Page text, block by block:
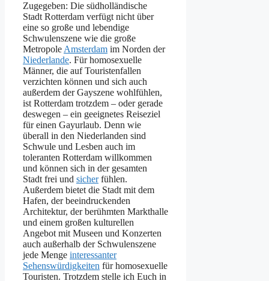
Zugegeben: Die südholländische
Stadt Rotterdam verfügt nicht über
eine so große und lebendige
Schwulenszene wie die große
Metropole Amsterdam im Norden der
Niederlande. Für homosexuelle
Männer, die auf Touristenfallen
verzichten können und sich auch
außerdem der Gayszene wohlfühlen,
ist Rotterdam trotzdem – oder gerade
deswegen – ein geeignetes Reiseziel
für einen Gayurlaub. Denn wie
überall in den Niederlanden sind
Schwule und Lesben auch im
toleranten Rotterdam willkommen
und können sich in der gesamten
Stadt frei und sicherfühlen.
Außerdem bietet die Stadt mit dem
Hafen, der beeindruckenden
Architektur, der berühmten Markthalle
und einem großen kulturellen
Angebot mit Museen und Konzerten
auch außerhalb der Schwulenszene
jede Menge interessanter
Sehenswürdigkeiten für homosexuelle
Touristen. Trotzdem stelle ich Euch in